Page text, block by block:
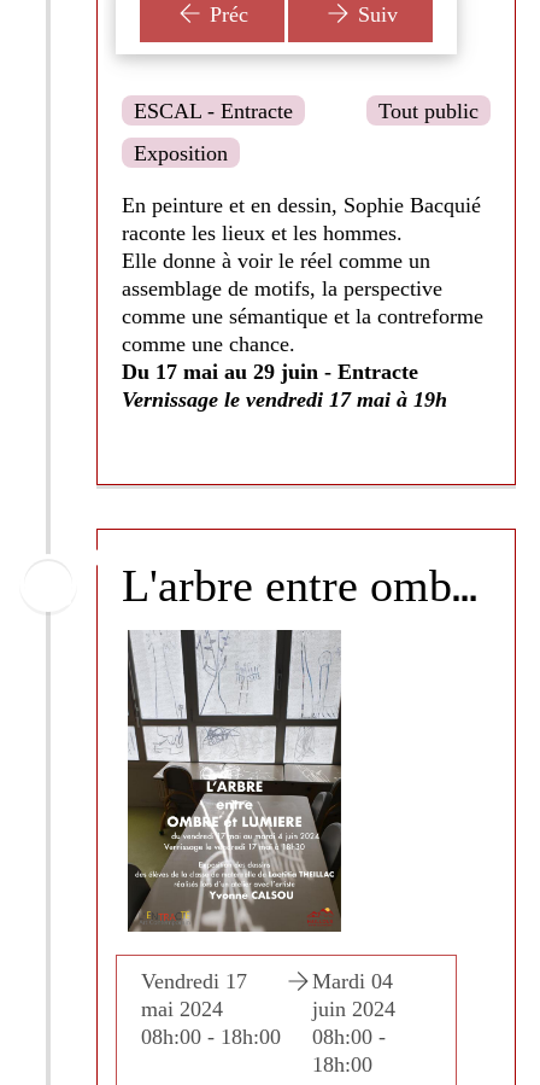
Préc Suiv
ESCAL - Entracte
Tout public
Exposition
En peinture et en dessin, Sophie Bacquié
raconte les lieux et les hommes.
Elle donne à voir le réel comme un
assemblage de motifs, la perspective
comme une sémantique et la contreforme
comme une chance.
Du 17 mai au 29 juin - Entracte
Vernissage le vendredi 17 mai à 19h
L
'arbre entre ombre de lumière - Classe de maternelle et Yvonne Calsou
Vendredi 17
mai 2024
08h:00 - 18h:00
Mardi 04
juin 2024
08h:00 -
18h:00